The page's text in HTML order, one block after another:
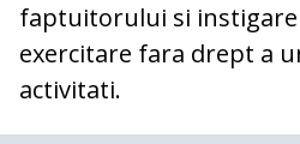
faptuitorului si
exercitare fara drept a
activitati.